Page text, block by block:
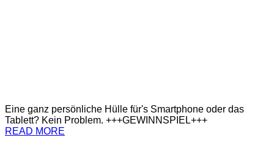
Eine ganz persönliche Hülle für's Smartphone oder das
Tablett? Kein Problem. +++GEWINNSPIEL+++
READ MORE